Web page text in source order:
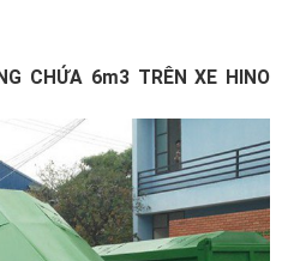
CHỨA 6m3 TRÊN XE HINO